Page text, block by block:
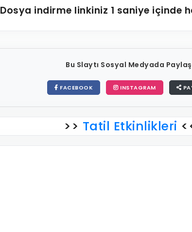
Dosya indirme linkiniz 1 saniye içinde
Bu Slaytı Sosyal Medyada
FACEBOOK INSTAGRAM
>> Tatil Etkinlikleri